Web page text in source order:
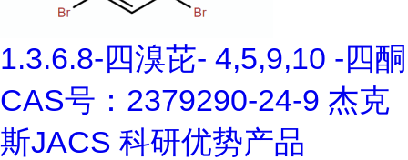
1.3.6.8-四溴芘- 4,5,9,10 -四酮
CAS号：2379290-24-9 杰克
斯JACS 科研优势产品